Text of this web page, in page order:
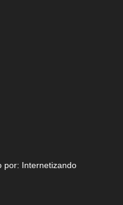
por: Internetizando